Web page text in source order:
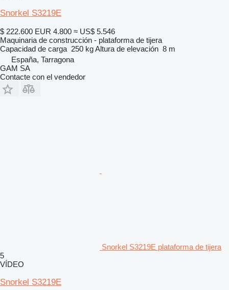
Snorkel S3219E
$ 222.600 EUR 4.800 ≈ US$ 5.546
Maquinaria de construcción - plataforma de tijera
Capacidad de carga 250 kgAltura de elevación 8 m
España, Tarragona
GAM SA
Contacte con el vendedor
Snorkel S3219E plataforma de tijera
5
VÍDEO
Snorkel S3219E